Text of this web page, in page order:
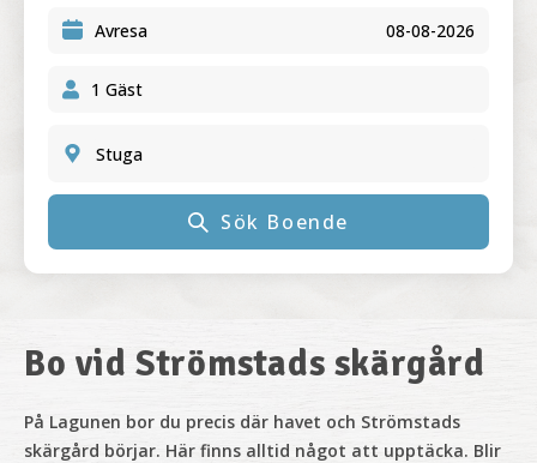
Avresa
Stuga
Sök Boende
Bo vid Strömstads skärgård
På Lagunen bor du precis där havet och Strömstads
skärgård börjar. Här finns alltid något att upptäcka. Blir